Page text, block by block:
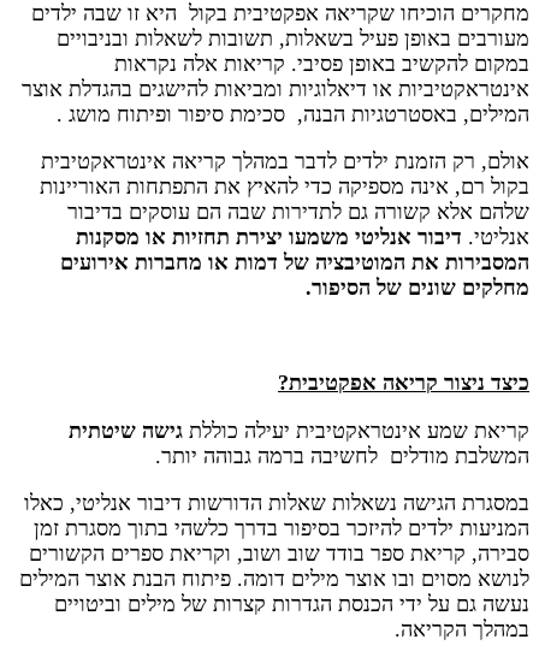
מחקרים הוכיחו שקריאה אפקטיבית בקול היא זו שבה ילדים
מעורבים באופן פעיל בשאלות, תשובות לשאלות ובניבויים
במקום להקשיב באופן פסיבי. קריאות אלה נקראות
אינטראקטיביות או דיאלוגיות ומביאות להישגים בהגדלת אוצר
המילים, באסטרטגיות הבנה, סכימת סיפור ופיתוח מושג .
אולם, רק הזמנת ילדים לדבר במהלך קריאה אינטראקטיבית
בקול רם, אינה מספיקה כדי להאיץ את התפתחות האוריינות
שלהם אלא קשורה גם לתדירות שבה הם עוסקים בדיבור
אנליטי. דיבור אנליטי משמעו יצירת תחזיות או מסקנות
המסבירות את המוטיבציה של דמות או מחברות אירועים
מחלקים שונים של הסיפור.
כיצד ניצור קריאה אפקטיבית?
קריאת שמע אינטראקטיבית יעילה כוללת גישה שיטתית
המשלבת מודלים לחשיבה ברמה גבוהה יותר.
במסגרת הגישה נשאלות שאלות הדורשות דיבור אנליטי, כאלו
המניעות ילדים להיזכר בסיפור בדרך כלשהי בתוך מסגרת זמן
סבירה, קריאת ספר בודד שוב ושוב, וקריאת ספרים הקשורים
לנושא מסוים ובו אוצר מילים דומה. פיתוח הבנת אוצר המילים
נעשה גם על ידי הכנסת הגדרות קצרות של מילים וביטויים
במהלך הקריאה.